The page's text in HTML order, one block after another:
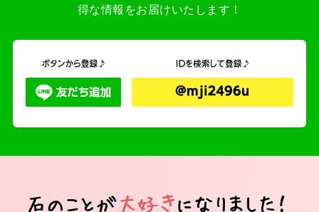
得な情報をお届けいたします！